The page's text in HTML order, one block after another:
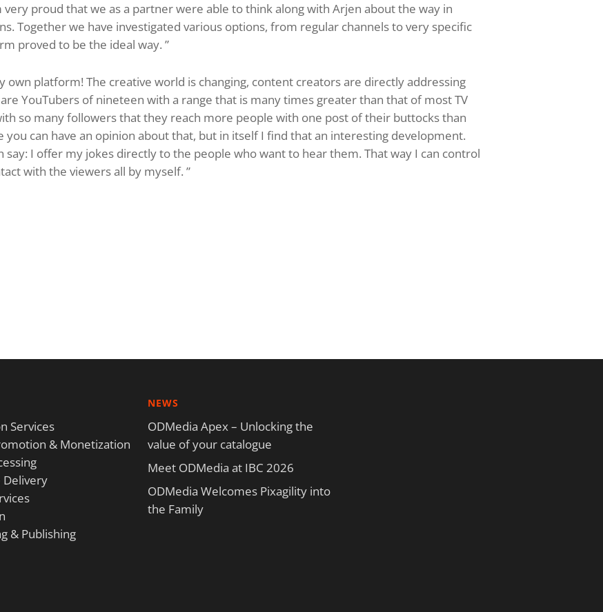
very proud that we as a partner were able to think along with Arjen about the way in
Together we have investigated various options, from regular channels to very specific
proved to be the ideal way. ”
own platform! The creative world is changing, content creators are directly addressing
YouTubers of nineteen with a range that is many times greater than that of most TV
so many followers that they reach more people with one post of their buttocks than
you can have an opinion about that, but in itself I find that an interesting development.
say: I offer my jokes directly to the people who want to hear them. That way I can control
with the viewers all by myself. ”
Services
& Monetization
& Publishing
NEWS
ODMedia Apex – Unlocking the
value of your catalogue
Meet ODMedia at IBC 2026
ODMedia Welcomes Pixagility into
the Family